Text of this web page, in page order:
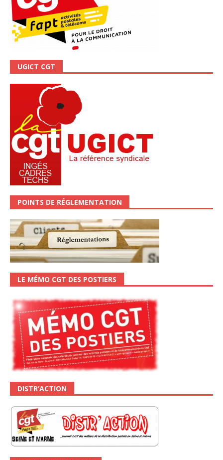
UGICT CGT
POINTS DE RÉGLEMENTATION
LE MÉMO CGT DES POSTIERS
DISTR’ACTION